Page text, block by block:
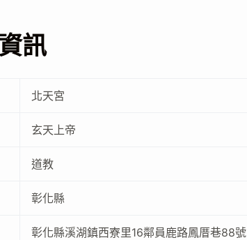
訊
北天宮
玄天上帝
道教
彰化縣
彰化縣溪湖鎮西寮里16鄰員鹿路鳳厝巷88號